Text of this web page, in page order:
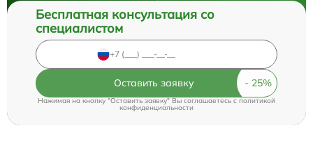
Бесплатная консультация со
специалистом
Оставить заявку
Нажимая на кнопку "Оставить заявку" Вы соглашаетесь cполитикой
конфиденциальности